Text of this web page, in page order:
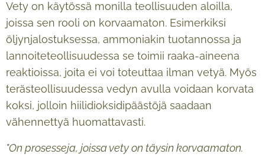
Vety on käytössä monilla teollisuuden aloilla,
joissa sen rooli on korvaamaton. Esimerkiksi
öljynjalostuksessa, ammoniakin tuotannossa ja
lannoiteteollisuudessa se toimii raaka-aineena
reaktioissa, joita ei voi toteuttaa ilman vetyä. Myös
terästeollisuudessa vedyn avulla voidaan korvata
koksi, jolloin hiilidioksidipäästöjä saadaan
vähennettyä huomattavasti.
"On prosesseja, joissa vety on täysin korvaamaton.